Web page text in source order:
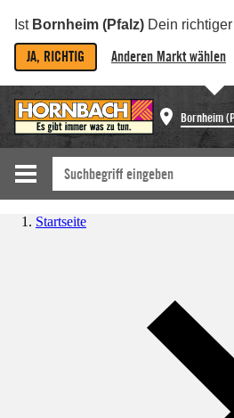
Ist Bornheim (Pfalz) Dein
JA, RICHTIG Anderen Markt wählen
Bornheim
Startseite